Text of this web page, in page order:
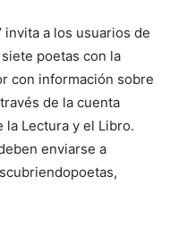
invita a los usuarios de
poetas con la
con información sobre
de la cuenta
la Lectura y el Libro.
enviarse a